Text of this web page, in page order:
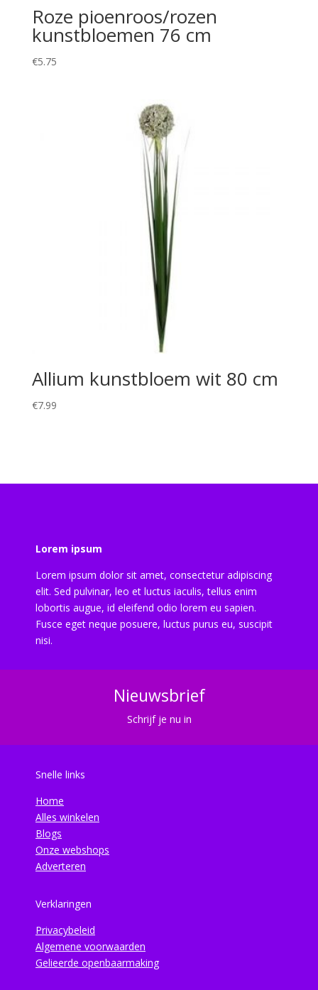
Roze pioenroos/rozen
kunstbloemen 76 cm
€5.75
Allium kunstbloem wit 80 cm
€7.99
Lorem ipsum
Lorem ipsum dolor sit amet, consectetur adipiscing
elit. Sed pulvinar, leo et luctus iaculis, tellus enim
lobortis augue, id eleifend odio lorem eu sapien.
Fusce eget neque posuere, luctus purus eu, suscipit
nisi.
Nieuwsbrief
Schrijf je nu in
Snelle links
Home
Alles winkelen
Blogs
Onze webshops
Adverteren
Verklaringen
Privacybeleid
Algemene voorwaarden
Gelieerde openbaarmaking